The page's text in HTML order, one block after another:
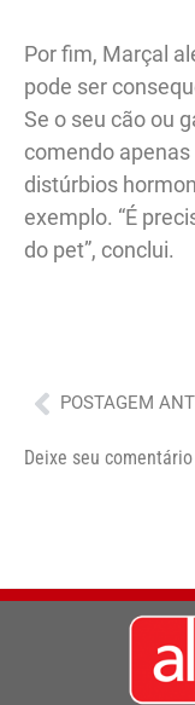
Por fim, Marçal
pode ser
Se o seu cão ou
comendo apenas
distúrbios
exemplo. “É
do pet”, conclui.
Anterior
POSTAGEM
Deixe seu comentário